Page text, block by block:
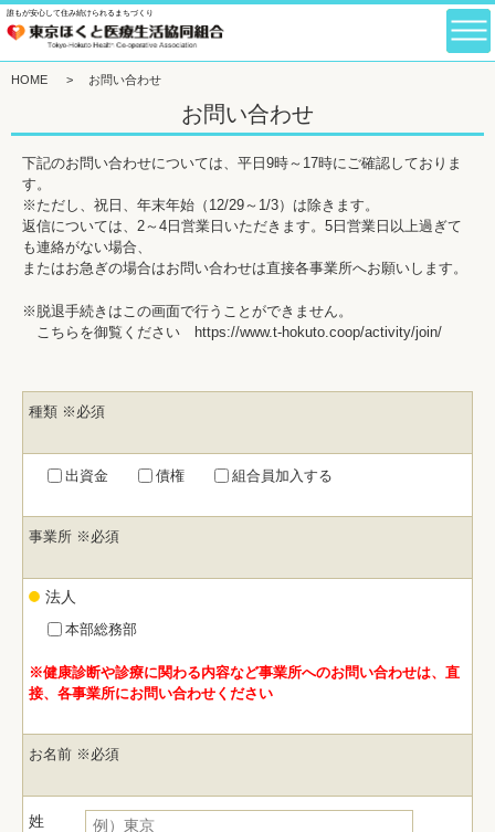
誰もが安心して住み続けられるまちづくり
HOME > お問い合わせ
お問い合わせ
下記のお問い合わせについては、平日9時～17時にご確認しておりま
す。
※ただし、祝日、年末年始（12/29～1/3）は除きます。
返信については、2～4日営業日いただきます。5日営業日以上過ぎて
も連絡がない場合、
またはお急ぎの場合はお問い合わせは直接各事業所へお願いします。
※脱退手続きはこの画面で行うことができません。
こちらを御覧ください
https://www.t-hokuto.coop/activity/join/
種類 ※必須
出資金 債権 組合員加入する
事業所 ※必須
法人
本部総務部
※健康診断や診療に関わる内容など事業所へのお問い合わせは、直
接、各事業所にお問い合わせください
お名前 ※必須
姓